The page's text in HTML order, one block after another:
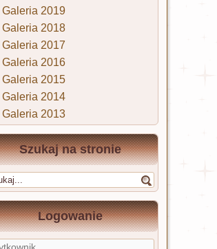
Galeria 2019
Galeria 2018
Galeria 2017
Galeria 2016
Galeria 2015
Galeria 2014
Galeria 2013
Szukaj na stronie
Logowanie